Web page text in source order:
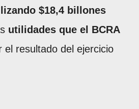
$18,4 billones
utilidades que el BCRA
el resultado del ejercicio